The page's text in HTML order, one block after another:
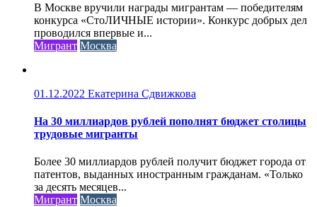
В Москве вручили награды мигрантам — победителям
конкурса «СтоЛИЧНЫЕ истории». Конкурс добрых дел
проводился впервые и...
Мигрант Москва
01.12.2022 Екатерина Сдвижкова
На 30 миллиардов рублей пополнят бюджет столицы
трудовые мигранты
Более 30 миллиардов рублей получит бюджет города от
патентов, выданных иностранным гражданам. «Только
за десять месяцев...
Мигрант Москва